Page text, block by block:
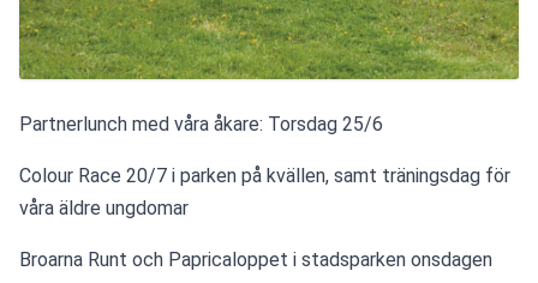
Partnerlunch med våra åkare: Torsdag 25/6
Colour Race 20/7 i parken på kvällen, samt träningsdag för
våra äldre ungdomar
Broarna Runt och Papricaloppet i stadsparken onsdagen